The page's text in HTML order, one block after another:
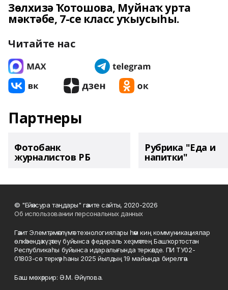
Зөлхизә Ҡотошова, Муйнаҡ урта
мәктәбе, 7-се класс уҡыусыһы.
Читайте нас
Партнеры
Фотобанк
журналистов РБ
Рубрика "Еда и
напитки"
© "Ейәнсура таңдары" гәзите сайты, 2020-2026
Об использовании персональных данных
Гәзит Элемтә, мәғлүмәт технологиялары һәм киң коммуникациялар
өлкәһендә күҙәтеү буйынса федераль хеҙмәттең Башҡортостан
Республикаһы буйынса идаралығында теркәлде. ПИ ТУ02-
01803-сө теркәү һаны 2025 йылдың 19 майында бирелгән.
Баш мөхәррир: Ә.М. Әйүпова.